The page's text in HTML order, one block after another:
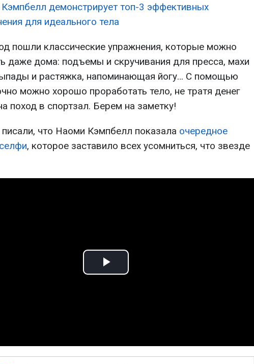
демонстрирует топ-3 эффективных
для идеального тела
пошли классические упражнения, которые можно
даже дома: подъемы и скручивания для пресса, махи
и растяжка, напоминающая йогу… С помощью
можно хорошо проработать тело, не тратя денег
поход в спортзал. Берем на заметку!
что Наоми Кэмпбелл показала очередное
, которое заставило всех усомниться, что звезде
Play